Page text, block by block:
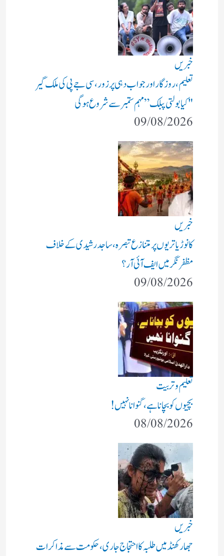
خبریں
تعلیم، روزگار اور جواب دہی پر زور، سی جے پی کی ملک گیر
"کیا بولتی پبلک” مہم ستمبر سے شروع ہوگی
09/08/2026
خبریں
کانوڑ یاتریوں پر متنازع تبصرہ، ساجد رشیدی کے خلاف
مظفرنگر میں ایف آئی آر؟
09/08/2026
تعلیم و تربیت
بچیوں کو بچانا ہے، گنوانا نہیں!
08/08/2026
خبریں
جھارکھنڈ میں طلبہ کا احتجاج جاری، حکومت سے مذاکرات